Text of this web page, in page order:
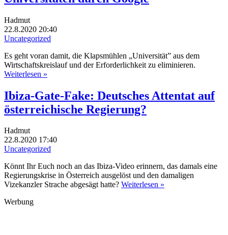
Hadmut
22.8.2020 20:40
Uncategorized
Es geht voran damit, die Klapsmühlen „Universität” aus dem
Wirtschaftskreislauf und der Erforderlichkeit zu eliminieren.
Weiterlesen »
Ibiza-Gate-Fake: Deutsches Attentat auf
österreichische Regierung?
Hadmut
22.8.2020 17:40
Uncategorized
Könnt Ihr Euch noch an das Ibiza-Video erinnern, das damals eine
Regierungskrise in Österreich ausgelöst und den damaligen
Vizekanzler Strache abgesägt hatte? Weiterlesen »
Werbung